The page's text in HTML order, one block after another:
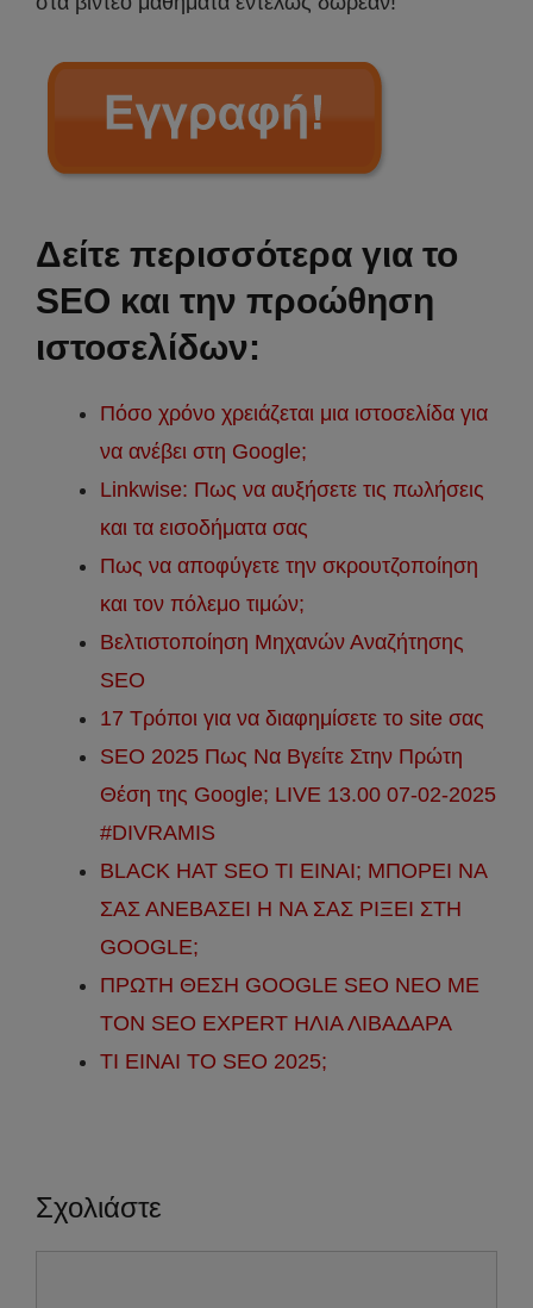
Δείτε περισσότερα για το
SEO και την προώθηση
ιστοσελίδων:
Πόσο χρόνο χρειάζεται μια ιστοσελίδα για
να ανέβει στη Google;
Linkwise: Πως να αυξήσετε τις πωλήσεις
και τα εισοδήματα σας
Πως να αποφύγετε την σκρουτζοποίηση
και τον πόλεμο τιμών;
Βελτιστοποίηση Μηχανών Αναζήτησης
SEO
17 Τρόποι για να διαφημίσετε το site σας
SEO 2025 Πως Να Βγείτε Στην Πρώτη
Θέση της Google; LIVE 13.00 07-02-2025
#DIVRAMIS
BLACK HAT SEO ΤΙ ΕΙΝΑΙ; ΜΠΟΡΕΙ ΝΑ
ΣΑΣ ΑΝΕΒΑΣΕΙ Η ΝΑ ΣΑΣ ΡΙΞΕΙ ΣΤΗ
GOOGLE;
ΠΡΩΤΗ ΘΕΣΗ GOOGLE SEO NEO ΜΕ
ΤΟΝ SEO EXPERT ΗΛΙΑ ΛΙΒΑΔΑΡΑ
ΤΙ ΕΙΝΑΙ ΤΟ SEO 2025;
Σχολιάστε